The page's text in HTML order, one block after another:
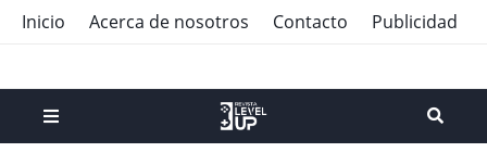
Inicio Acerca de nosotros Contacto Publicidad